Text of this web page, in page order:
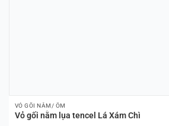
VỎ GỐI NẰM/ ÔM
Vỏ gối nằm lụa tencel Lá Xám Chì